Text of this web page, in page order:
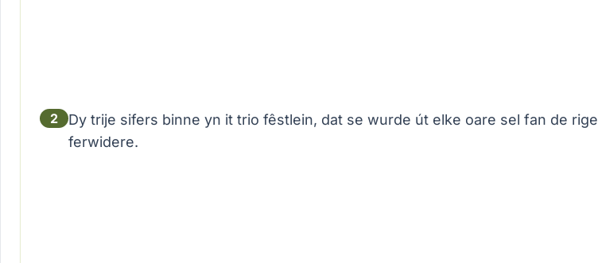
2
Dy trije sifers binne yn it trio fêstlein, dat se wurde út elke oare sel fan de rige
ferwidere.